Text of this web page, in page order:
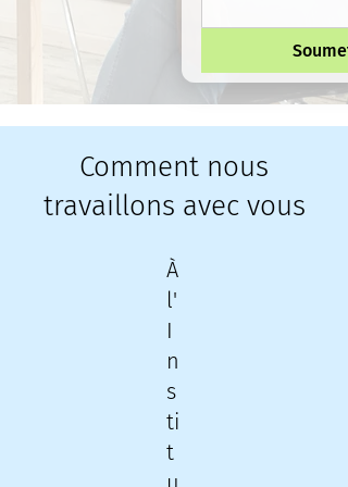
Comment nous
travaillons avec vous
À
l'
I
n
s
ti
t